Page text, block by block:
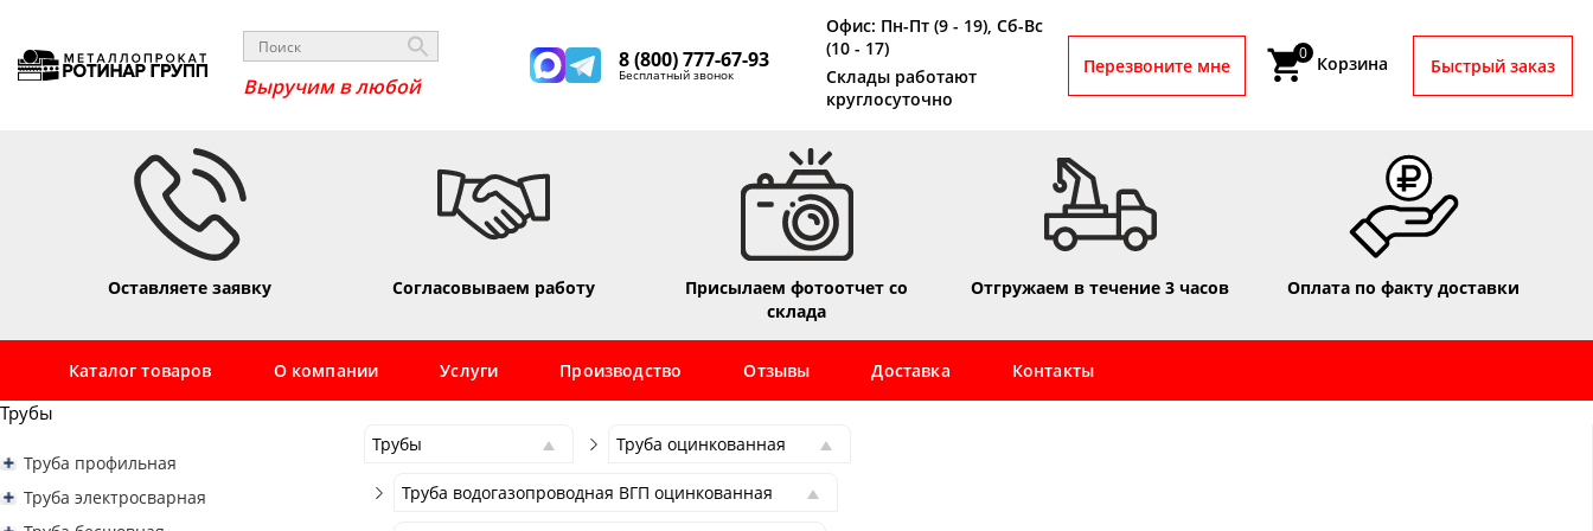
8 (800) 777-67-93
Бесплатный звонок
Офис: Пн-Пт (9 - 19), Сб-Вс
(10 - 17)
Склады работают
круглосуточно
Перезвоните мне
0 Корзина Быстрый заказ
Оставляете заявку Согласовываем работу
Присылаем фотоотчет со
склада
Отгружаем в течение 3 часов Оплата по факту доставки
Каталог товаров О компании Услуги Производство Отзывы Доставка Контакты
Трубы
Труба оцинкованная
Труба водогазопроводная ВГП оцинкованная
Трубы
Труба профильная
Труба профильная квадратная
Труба профильная 10х10
Труба профильная прямоугольная
Труба электросварная
Труба электросварная 16